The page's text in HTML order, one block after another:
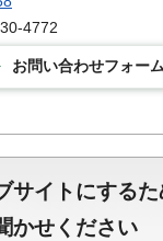
4772
お問い合わせフォー
サイトにする
かせください